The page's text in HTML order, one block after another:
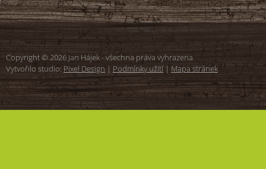
Copyright © 2026 Jan Hájek - všechna práva vyhrazena
Vytvořilo studio: Pixel Design | Podmínky užití | Mapa stránek